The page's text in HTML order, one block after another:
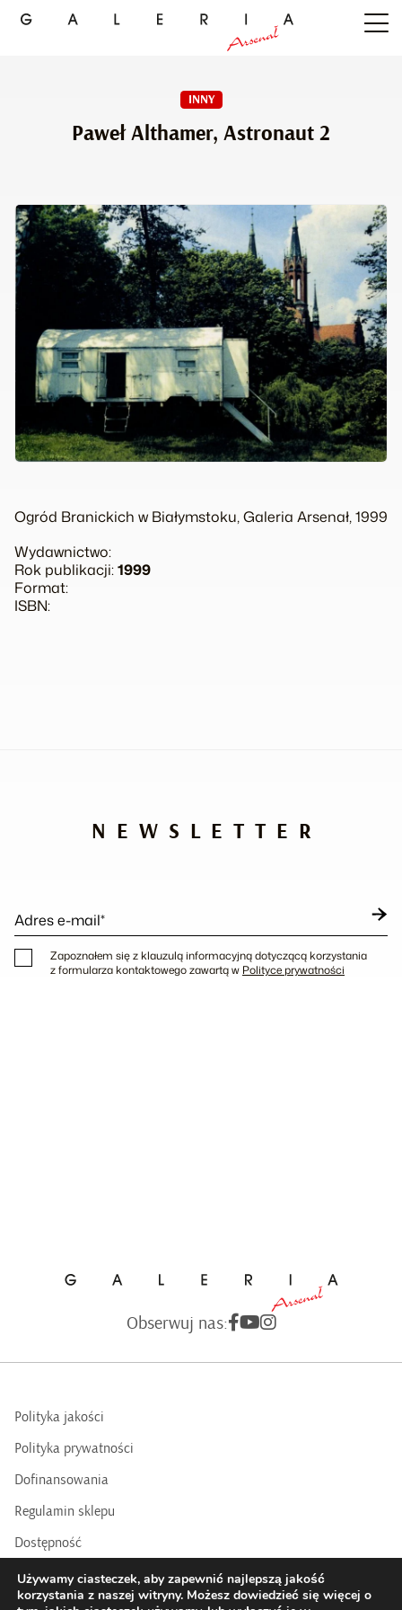
INNY
Paweł Althamer, Astronaut 2
Ogród Branickich w Białymstoku, Galeria Arsenał, 1999
Wydawnictwo:
Rok publikacji:1999
Format:
ISBN:
NEWSLETTER
Adres e-mail*
Zapoznałem się z klauzulą informacyjną dotyczącą korzystania
z formularza kontaktowego zawartą w Polityce prywatności
Obserwuj nas:
Polityka jakości
Polityka prywatności
Dofinansowania
Regulamin sklepu
Dostępność
BIP
Używamy ciasteczek, aby zapewnić najlepszą jakość
korzystania z naszej witryny. Możesz dowiedzieć się więcej o